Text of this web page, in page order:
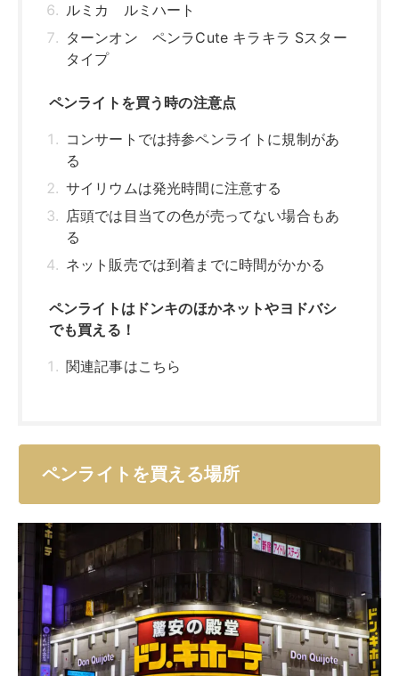
ルミカ ルミハート
ターンオン ペンラCute キラキラ Sスター
タイプ
ペンライトを買う時の注意点
コンサートでは持参ペンライトに規制があ
る
サイリウムは発光時間に注意する
店頭では目当ての色が売ってない場合もあ
る
ネット販売では到着までに時間がかかる
ペンライトはドンキのほかネットやヨドバシ
でも買える！
関連記事はこちら
ペンライトを買える場所